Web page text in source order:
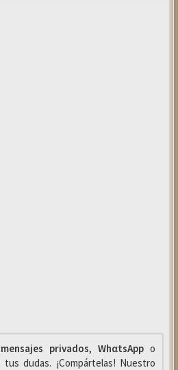
mensajes privados, WhαtsAppo
tus dudas. ¡Compártelas! Nuestro